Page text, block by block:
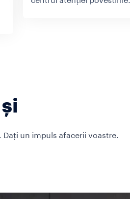
un impuls afacerii voastre.